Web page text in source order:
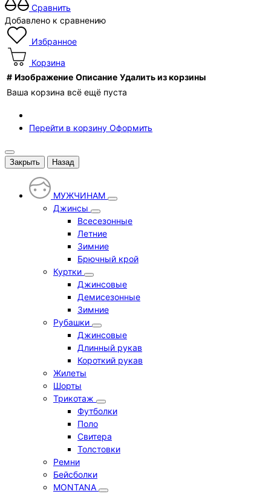
Сравнить
Добавлено к сравнению
Избранное
Корзина
# Изображение Описание Удалить из корзины
Ваша корзина всё ещё пуста
Перейти в корзину Оформить
Закрыть Назад
МУЖЧИНАМ
Джинсы
Всесезонные
Летние
Зимние
Брючный крой
Куртки
Джинсовые
Демисезонные
Зимние
Рубашки
Джинсовые
Длинный рукав
Короткий рукав
Жилеты
Шорты
Трикотаж
Футболки
Поло
Свитера
Толстовки
Ремни
Бейсболки
MONTANA